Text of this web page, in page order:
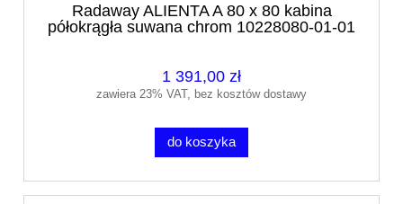
Radaway ALIENTA A 80 x 80 kabina
półokrągła suwana chrom 10228080-01-01
1 391,00 zł
zawiera 23% VAT, bez kosztów dostawy
do koszyka